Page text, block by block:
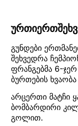
გუნდები
შეხვედრა
ფრანგებმა 6-
ბურთების
არცერთი მატჩი
ბომბარდირი
გოლით.